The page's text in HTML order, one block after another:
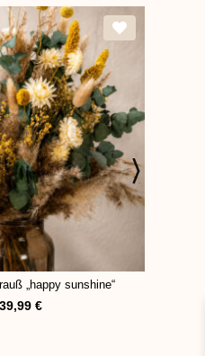
„happy sunshine“
39,99 €